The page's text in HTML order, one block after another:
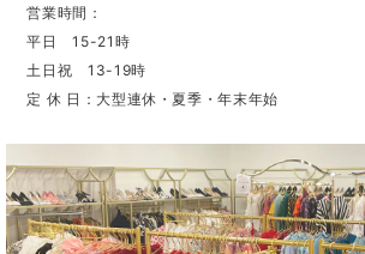
営業時間：
平日 15-21時
土日祝 13-19時
定 休 日：大型連休・夏季・年末年始